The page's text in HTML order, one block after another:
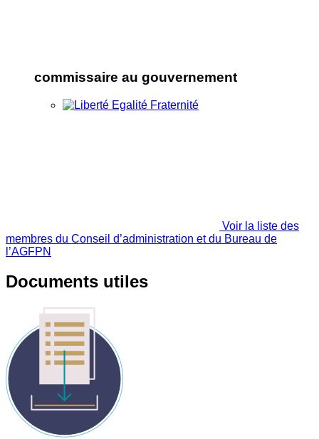
commissaire au gouvernement
Voir la liste des
membres du Conseil d’administration et du Bureau de
l’AGFPN
Documents utiles